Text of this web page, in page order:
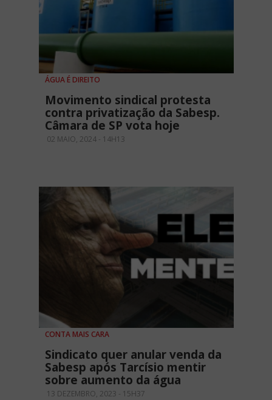
ÁGUA É DIREITO
Movimento sindical protesta
contra privatização da Sabesp.
Câmara de SP vota hoje
02 MAIO, 2024 - 14H13
CONTA MAIS CARA
Sindicato quer anular venda da
Sabesp após Tarcísio mentir
sobre aumento da água
13 DEZEMBRO, 2023 - 15H37